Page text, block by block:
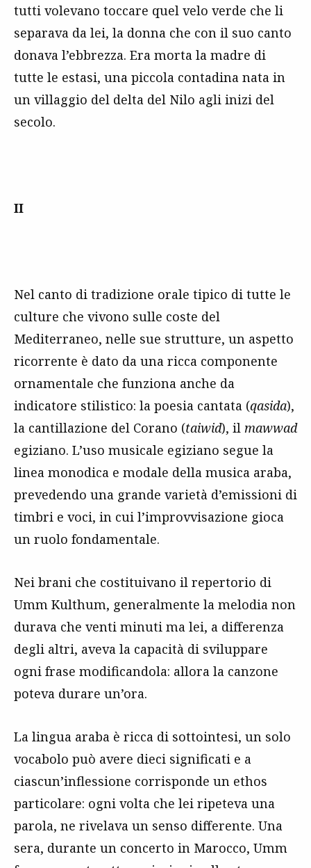
tutti volevano toccare quel velo verde che li
separava da lei, la donna che con il suo canto
donava l’ebbrezza. Era morta la madre di
tutte le estasi, una piccola contadina nata in
un villaggio del delta del Nilo agli inizi del
secolo.
II
Nel canto di tradizione orale tipico di tutte le
culture che vivono sulle coste del
Mediterraneo, nelle sue strutture, un aspetto
ricorrente è dato da una ricca componente
ornamentale che funziona anche da
indicatore stilistico: la poesia cantata (qasida),
la cantillazione del Corano (taiwid), il mawwad
egiziano. L’uso musicale egiziano segue la
linea monodica e modale della musica araba,
prevedendo una grande varietà d’emissioni di
timbri e voci, in cui l’improvvisazione gioca
un ruolo fondamentale.
Nei brani che costituivano il repertorio di
Umm Kulthum, generalmente la melodia non
durava che venti minuti ma lei, a differenza
degli altri, aveva la capacità di sviluppare
ogni frase modificandola: allora la canzone
poteva durare un’ora.
La lingua araba è ricca di sottointesi, un solo
vocabolo può avere dieci significati e a
ciascun’inflessione corrisponde un ethos
particolare: ogni volta che lei ripeteva una
parola, ne rivelava un senso differente. Una
sera, durante un concerto in Marocco, Umm